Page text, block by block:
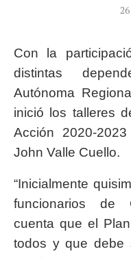
Con la
distintas
Autónoma
inició los talleres
Acción 2020-
John Valle Cuello.
“Inicialmente
funcionarios de
cuenta que el
todos y que debe